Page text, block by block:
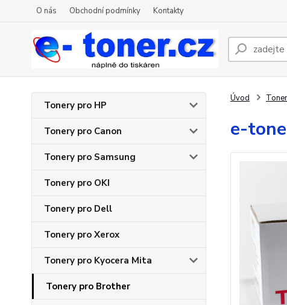
O nás Obchodní podmínky Kontakty
Tonery pro HP
Tonery pro Canon
Tonery pro Samsung
Tonery pro OKI
Tonery pro Dell
Tonery pro Xerox
Tonery pro Kyocera Mita
Tonery pro Brother
Úvod
e-